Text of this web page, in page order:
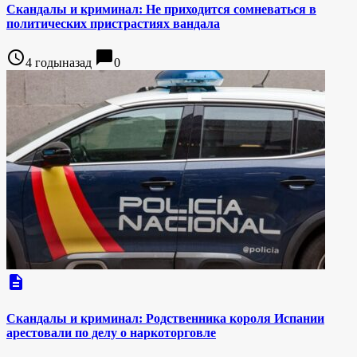
Скандалы и криминал: Не приходится сомневаться в
политических пристрастиях вандала
access_time4 годыназад chat_bubble0
description
Скандалы и криминал: Родственника короля Испании
арестовали по делу о наркоторговле